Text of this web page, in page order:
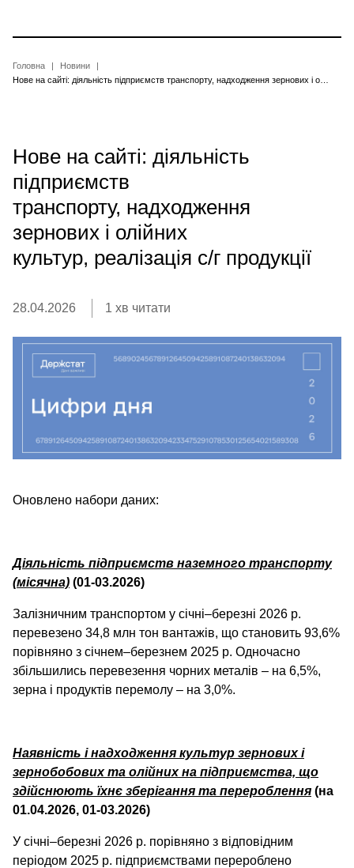
основного
Рядок
Головна
Новини
Нове на сайті: діяльність
підприємств
транспорту, надходження
зернових і олійних
культур, реалізація с/г продукції
28.04.2026 1 хв читати
Оновлено набори даних:
Діяльність підприємств наземного транспорту
(місячна) (01-03.2026)
Залізничним транспортом у січні–березні 2026 р.
перевезено 34,8 млн тон вантажів, що становить 93,6%
порівняно з січнем–березнем 2025 р. Одночасно
збільшились перевезення чорних металів – на 6,5%,
зерна і продуктів перемолу – на 3,0%.
Наявність і надходження культур зернових і
зернобобових та олійних на підприємства, що
здійснюють їхнє зберігання та перероблення (на
01.04.2026, 01-03.2026)
У січні–березні 2026 р. порівняно з відповідним
періодом 2025 р. підприємствами перероблено